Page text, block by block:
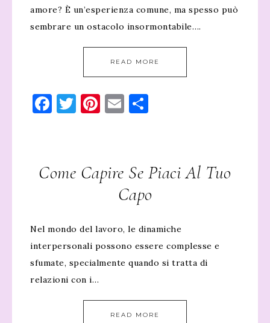
amore? È un’esperienza comune, ma spesso può
sembrare un ostacolo insormontabile….
READ MORE
Facebook
Twitter
Pinterest
Email
Come Capire Se Piaci Al Tuo
Capo
Nel mondo del lavoro, le dinamiche
interpersonali possono essere complesse e
sfumate, specialmente quando si tratta di
relazioni con i…
READ MORE